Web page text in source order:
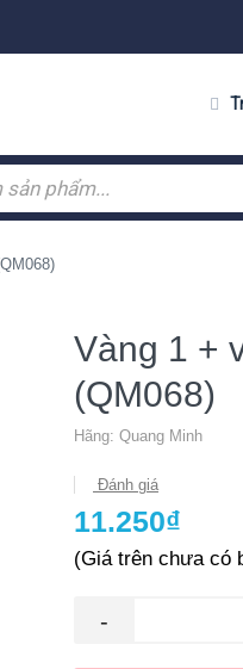
Vàng 1 +
(QM068)
Hãng: Quang Minh
Đánh giá
11.250₫
(Giá trên chưa có
-